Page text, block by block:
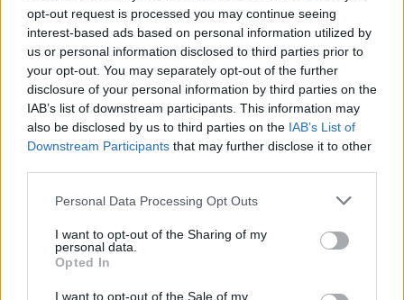
opt-out request is processed you may continue seeing
interest-based ads based on personal information utilized by
us or personal information disclosed to third parties prior to
your opt-out. You may separately opt-out of the further
disclosure of your personal information by third parties on the
IAB’s list of downstream participants. This information may
also be disclosed by us to third parties on the IAB’s List of
Downstream Participants that may further disclose it to other
Personal Data Processing Opt Outs
I want to opt-out of the Sharing of my
personal data.
Opted In
I want to opt-out of the Sale of my
συνθέτουν την απόλυτη επίσκεψη στο
αγαπημένο αστικό πάρκο της Αθήνας, τοThe
Ellinikon Experience Park.
Στο τέλος, μικροί και μεγάλοι θα μπουν στον
χώρο γευσιγνωσίας του ΔΕΗ
Chocolate & Ice